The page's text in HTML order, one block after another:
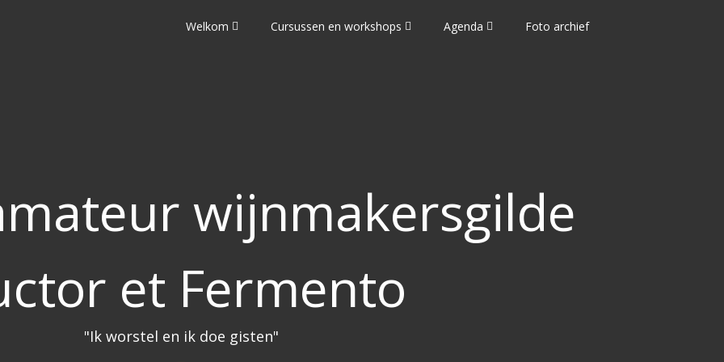
Welkom Cursussen en workshops Agenda Foto archief
wijnmakersgilde
et Fermento
"Ik worstel en ik doe gisten"